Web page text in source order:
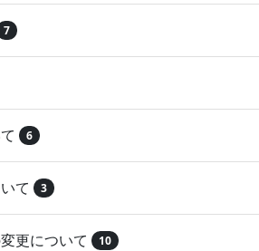
7
6
て 3
更について 10